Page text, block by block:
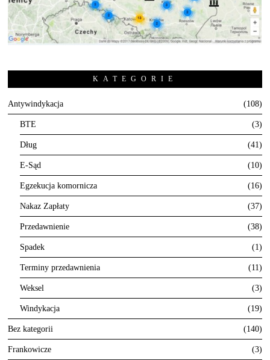
KATEGORIE
Antywindykacja 108
BTE 3
Dług 41
E-Sąd 10
Egzekucja komornicza 16
Nakaz Zapłaty 37
Przedawnienie 38
Spadek 1
Terminy przedawnienia 11
Weksel 3
Windykacja 19
Bez kategorii 140
Frankowicze 3